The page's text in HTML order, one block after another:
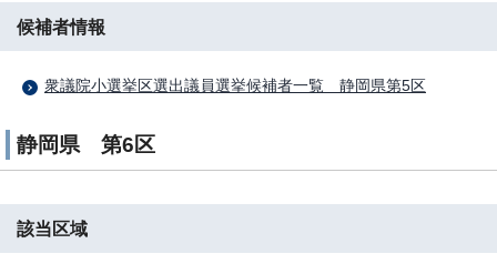
候補者情報
衆議院小選挙区選出議員選挙候補者一覧 静岡県第5区
静岡県 第6区
該当区域